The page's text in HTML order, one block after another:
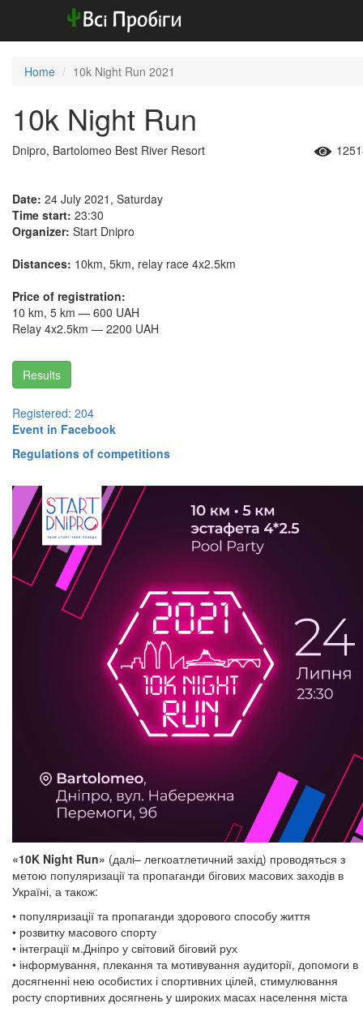
Home 10k Night Run 2021
10k Night Run
Dnipro, Bartolomeo Best River Resort
Date: 24 July 2021, Saturday
Time start: 23:30
Organizer: Start Dnipro
Distances: 10km, 5km, relay race 4x2.5km
Price of registration:
10 km, 5 km — 600 UAH
Relay 4x2.5km — 2200 UAH
Results
Registered: 204
Event in Facebook
Regulations of competitions
«10K Night Run» (далі– легкоатлетичний захід) проводяться з
метою популяризації та пропаганди бігових масових заходів в
Україні, а також:
• популяризації та пропаганди здорового способу життя
• розвитку масового спорту
• інтеграції м.Дніпро у світовий біговий рух
• інформування, плекання та мотивування аудиторії, допомоги в
досягненні нею особистих і спортивних цілей, стимулювання
росту спортивних досягнень у широких масах населення міста